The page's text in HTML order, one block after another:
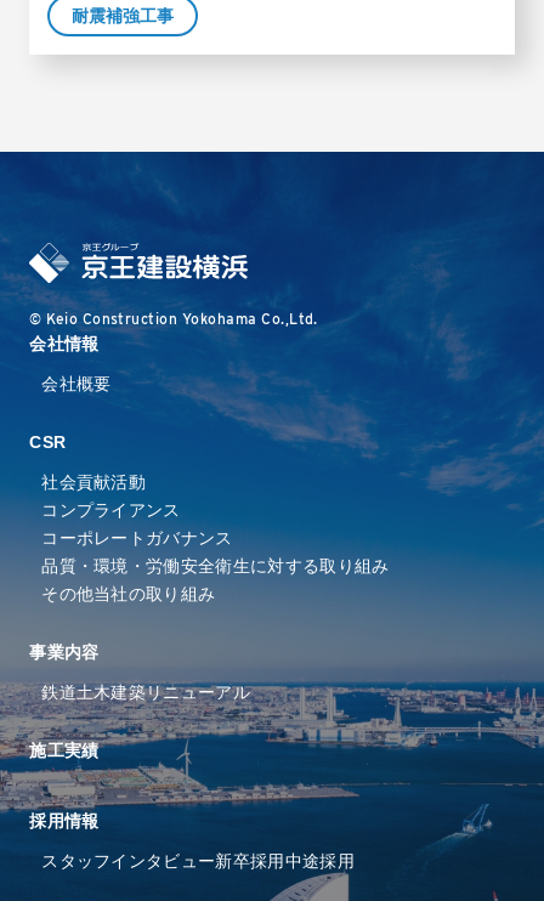
耐震補強工事
© Keio Construction Yokohama Co.,Ltd.
会社情報
会社概要
CSR
社会貢献活動
コンプライアンス
コーポレートガバナンス
品質・環境・労働安全衛⽣に対する取り組み
その他当社の取り組み
事業内容
鉄道土木建築リニューアル
施工実績
採⽤情報
スタッフインタビュー新卒採用中途採用